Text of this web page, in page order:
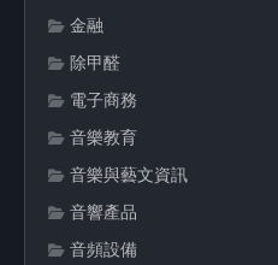
金融
除甲醛
電子商務
音樂教育
音樂與藝文資訊
音響產品
音頻設備